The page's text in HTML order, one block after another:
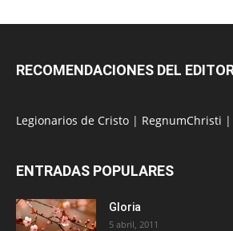
RECOMENDACIONES DEL
Legionarios de Cristo | RegnumChristi |
ENTRADAS POPULARES
Gloria
5 abril, 2011